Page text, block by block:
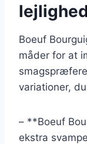
Boeuf
måder for at
variationer,
– **Boeuf
ekstra